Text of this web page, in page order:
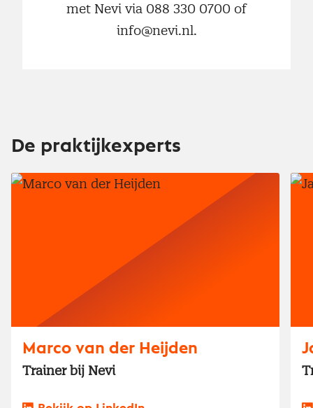
met Nevi via 088 330 0700 of
info@nevi.nl.
De praktijkexperts
Marco van der Heijden
Trainer bij Nevi